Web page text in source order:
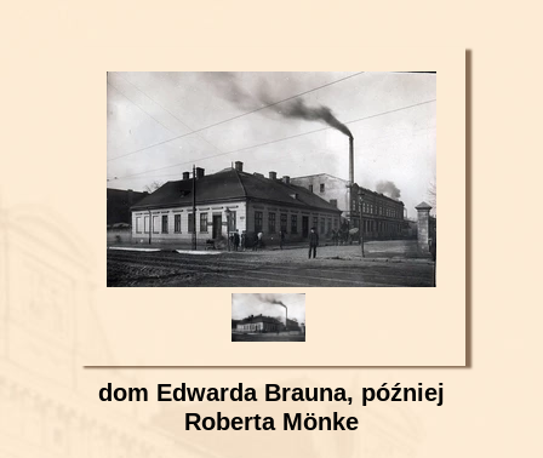
dom Edwarda Brauna, później
Roberta Mönke